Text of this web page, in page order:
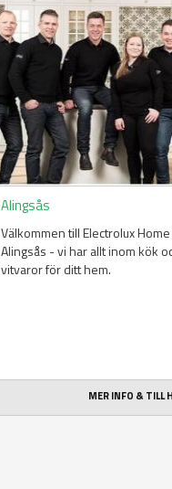
Alingsås
Välkommen till Electrolux
Alingsås - vi har allt inom kök
vitvaror för ditt hem.
MER INFO & TILL